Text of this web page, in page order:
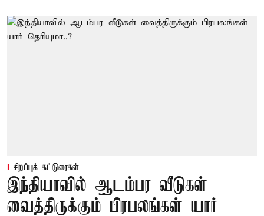
சிறப்புக் கட்டுரைகள்
இந்தியாவில் ஆடம்பர வீடுகள்
வைத்திருக்கும் பிரபலங்கள் யார்